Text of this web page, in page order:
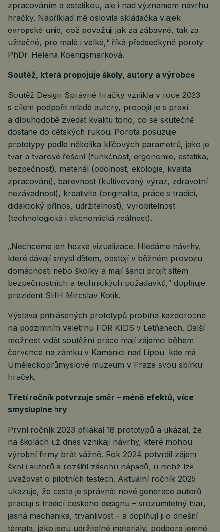
zpracováním a estetikou, ale i nad významem návrhu
hračky. Například mě oslovila skládačka vlajek
evropské unie, což považuji jak za zábavné, tak za
užitečné, pro malé i velké,“ říká předsedkyně poroty
PhDr. Helena Koenigsmarková.
Soutěž, která propojuje školy, autory a výrobce
Soutěž Design Správné hračky vznikla v roce 2023
s cílem podpořit mladé autory, propojit je s praxí
a dlouhodobě zvedat kvalitu toho, co se skutečně
dostane do dětských rukou. Porota posuzuje
prototypy podle několika klíčových parametrů, jako je
tvar a tvarové řešení (funkčnost, ergonomie, estetika,
bezpečnost), materiál (odolnost, ekologie, kvalita
zpracování), barevnost (kultivovaný výraz, zdravotní
nezávadnost), kreativita (originalita, práce s tradicí,
didaktický přínos, udržitelnost), vyrobitelnost
(technologická i ekonomická reálnost).
„Nechceme jen hezké vizualizace. Hledáme návrhy,
které dávají smysl dětem, obstojí v běžném provozu
domácnosti nebo školky a mají šanci projít sítem
bezpečnostních a technických požadavků,“ doplňuje
prezident SHH Miroslav Kotík.
Výstava přihlášených prototypů probíhá každoročně
na podzimním veletrhu FOR KIDS v Letňanech. Další
možnost vidět soutěžní práce mají zájemci během
července na zámku v Kamenici nad Lipou, kde má
Uměleckoprůmyslové muzeum v Praze svou sbírku
hraček.
Třetí ročník potvrzuje směr – méně efektů, více
smysluplné hry
První ročník 2023 přilákal 18 prototypů a ukázal, že
na školách už dnes vznikají návrhy, které mohou
výrobní firmy brát vážně. Rok 2024 potvrdil zájem
škol i autorů a rozšířil zásobu nápadů, u nichž lze
uvažovat o pilotních testech. Aktuální ročník 2025
ukazuje, že cesta je správná: nové generace autorů
pracují s tradicí českého designu – srozumitelný tvar,
jasná mechanika, trvanlivost – a doplňují ji o dnešní
témata, jako jsou udržitelné materiály, podpora jemné